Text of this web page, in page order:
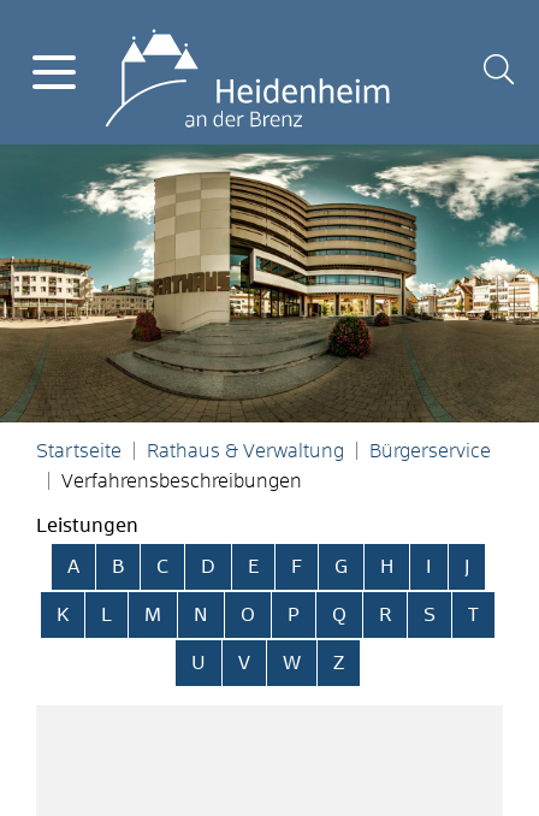
Startseite Rathaus & Verwaltung
Bürgerservice
Verfahrensbeschreibungen
Leistungen
Alphabetisches Register überspringen
A B C D E F G H
K L M N O P Q R S T
U V W Z